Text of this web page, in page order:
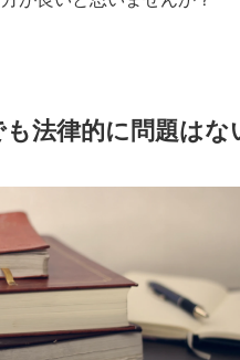
法律的に問題はな